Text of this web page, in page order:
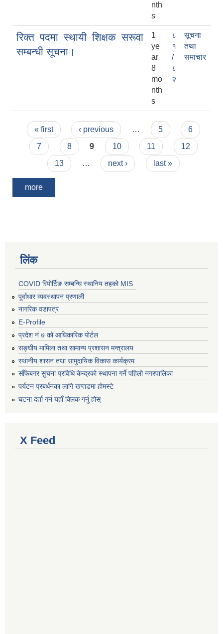
nth
s
रिक्त पदमा स्थायी शिक्षक सरूवा
सम्बन्धी सूचना।
1
ye
ar
8
mo
nth
s
८
१
/
८
२
सूचना
तथा
समाचार
Pages
« first ‹ previous … 5
6
7
8 9 10 11
12
13
… next › last »
more
लिंक
COVID रिपोर्टिङ सम्बन्धि स्थानिय तहको MIS
पूर्वाधार व्यवस्थापन प्रणाली
नागरिक वडापत्र
E-Profile
प्रदेश नं ७ को आधिकारिक पोर्टल
सङ्घीय मामिला तथा सामान्य प्रशासन मन्त्रालय
स्थानीय शासन तथा सामुदायिक विकास कार्यक्रम
साँफेबगर सुचना प्रविधि केन्द्रको स्थापना गर्ने पहिलो नगरपालिका
पर्यटन प्रबर्धनका लागि खप्तडमा होमस्टे
घटना दर्ता गर्न यहाँ क्लिक गर्नु होस्
X Feed